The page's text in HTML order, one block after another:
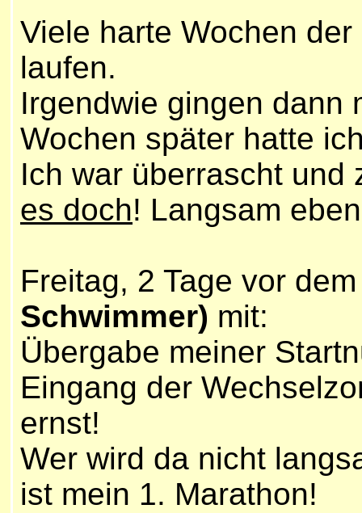
Viele harte Wochen
laufen.
Irgendwie gingen dann
Wochen später hatte
Ich war überrascht
es doch! Langsam
Freitag, 2 Tage vor
Schwimmer) mit:
Übergabe meiner
Eingang der
ernst!
Wer wird da nicht
ist mein 1. Marathon!